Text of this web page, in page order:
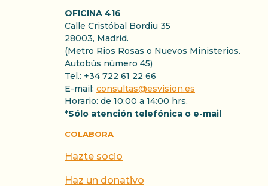
OFICINA 416
Calle Cristóbal Bordiu 35
28003, Madrid.
(Metro Rios Rosas o Nuevos Ministerios.
Autobús número 45)
Tel.: +34 722 61 22 66
E-mail: consultas@esvision.es
Horario: de 10:00 a 14:00 hrs.
*Sólo atención telefónica o e-mail
COLABORA
Hazte socio
Haz un donativo